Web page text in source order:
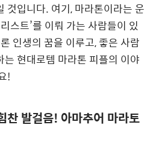
것입니다. 여기, 마라톤이라는 운
스트’를 이뤄 가는 사람들이 있
인생의 꿈을 이루고, 좋은 사람
현대로템 마라톤 피플의 이야
!
찬 발걸음! 아마추어 마라토